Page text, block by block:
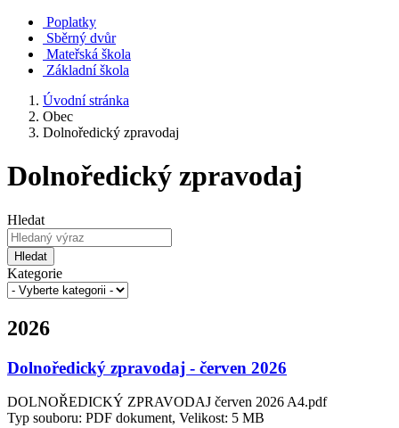
Poplatky
Sběrný dvůr
Mateřská škola
Základní škola
Úvodní stránka
Obec
Dolnoředický zpravodaj
Dolnoředický zpravodaj
Hledat
Hledat
Kategorie
2026
Dolnoředický zpravodaj - červen 2026
DOLNOŘEDICKÝ ZPRAVODAJ červen 2026 A4.pdf
Typ souboru: PDF dokument, Velikost: 5 MB